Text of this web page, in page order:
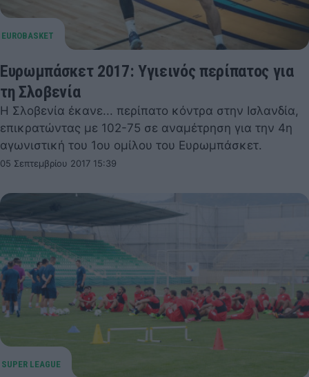
Ευρωμπάσκετ 2017: Υγιεινός περίπατος για
τη Σλοβενία
Η Σλοβενία έκανε... περίπατο κόντρα στην Ισλανδία,
επικρατώντας με 102-75 σε αναμέτρηση για την 4η
αγωνιστική του 1ου ομίλου του Ευρωμπάσκετ.
05 Σεπτεμβρίου 2017 15:39